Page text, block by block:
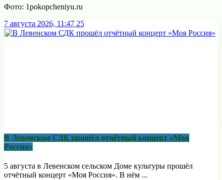
Фото: 1pokopcheniyu.ru
7 августа 2026, 11:47 25
В Левенском СДК прошёл отчётный концерт «Моя
Россия»
5 августа в Левенском сельском Доме культуры прошёл
отчётный концерт «Моя Россия». В нём ...